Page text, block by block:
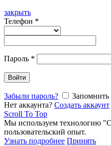
закрыть
Телефон *
Пароль *
Войти
Забыли пароль?
Запомнить
Нет аккаунта? Создать аккаунт
Scroll To Top
Мы используем технологию
пользовательский опыт.
Узнать подробнее Принять